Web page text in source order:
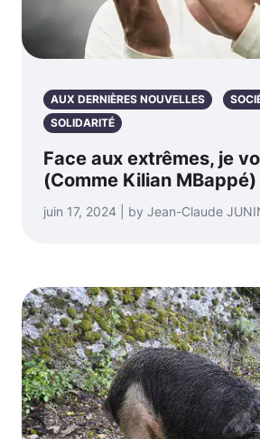
AUX DERNIÈRES NOUVELLES
SOLIDARITÉ
Face aux extrêmes, je
(Comme Kilian MBappé)
juin 17, 2024 | by Jean-Claude